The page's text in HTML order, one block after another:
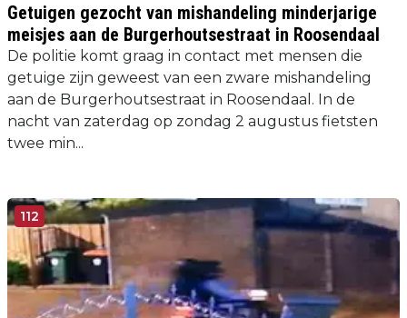
Getuigen gezocht van mishandeling minderjarige
meisjes aan de Burgerhoutsestraat in Roosendaal
De politie komt graag in contact met mensen die
getuige zijn geweest van een zware mishandeling
aan de Burgerhoutsestraat in Roosendaal. In de
nacht van zaterdag op zondag 2 augustus fietsten
twee min...
112